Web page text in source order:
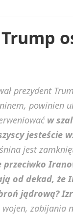
prezydent
powinien
w
jesteście
jest
od dekad, że
jądrową?
zabijania